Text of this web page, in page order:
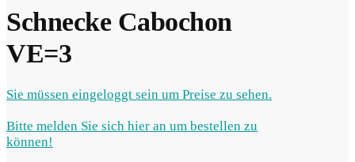
Schnecke Cabochon
VE=3
Sie müssen eingeloggt sein um Preise zu sehen.
Bitte melden Sie sich hier an um bestellen zu
können!